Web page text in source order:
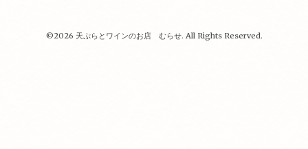
©2026 天ぷらとワインのお店 むらせ. All Rights Reserved.